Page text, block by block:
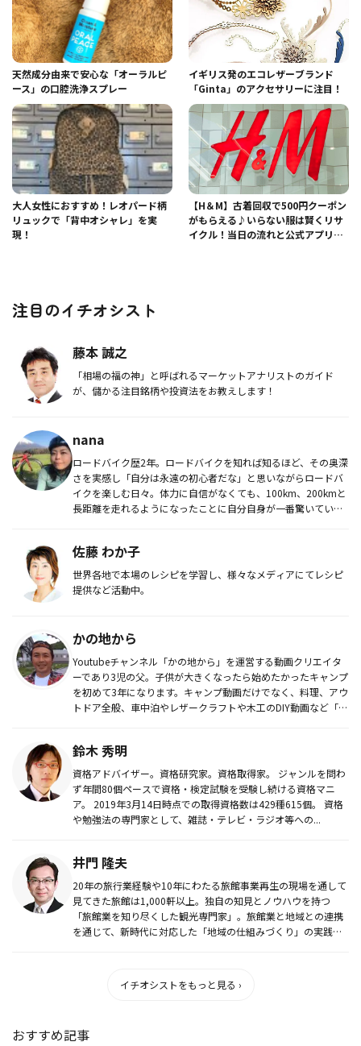
天然成分由来で安心な「オーラルピ
ース」の口腔洗浄スプレー
イギリス発のエコレザーブランド
「Ginta」のアクセサリーに注目！
大人女性におすすめ！レオパード柄
リュックで「背中オシャレ」を実
現！
【H＆M】古着回収で500円クーポン
がもらえる♪いらない服は賢くリサ
イクル！当日の流れと公式アプリ登
注目のイチオシスト
藤本 誠之
「相場の福の神」と呼ばれるマーケットアナリストのガイド
が、儲かる注目銘柄や投資法をお教えします！
nana
ロードバイク歴2年。ロードバイクを知れば知るほど、その奥深
さを実感し「自分は永遠の初心者だな」と思いながらロードバ
イクを楽しむ日々。体力に自信がなくても、100km、200kmと
長距離を走れるようになったことに自分自身が一番驚いてい
佐藤 わか子
世界各地で本場のレシピを学習し、様々なメディアにてレシピ
提供など活動中。
かの地から
Youtubeチャンネル「かの地から」を運営する動画クリエイタ
ーであり3児の父。子供が大きくなったら始めたかったキャンプ
を初めて3年になります。キャンプ動画だけでなく、料理、アウ
トドア全般、車中泊やレザークラフトや木工のDIY動画など「自
鈴木 秀明
資格アドバイザー。資格研究家。資格取得家。 ジャンルを問わ
ず年間80個ペースで資格・検定試験を受験し続ける資格マニ
ア。 2019年3月14日時点での取得資格数は429種615個。 資格
や勉強法の専門家として、雑誌・テレビ・ラジオ等への...
井門 隆夫
20年の旅行業経験や10年にわたる旅館事業再生の現場を通して
見てきた旅館は1,000軒以上。独自の知見とノウハウを持つ
「旅館業を知り尽くした観光専門家」。旅館業と地域との連携
を通じて、新時代に対応した「地域の仕組みづくり」の実践を
イチオシストをもっと見る ›
おすすめ記事